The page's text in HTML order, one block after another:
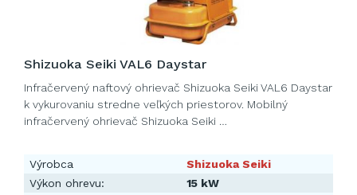
Shizuoka Seiki VAL6 Daystar
Infračervený naftový ohrievač Shizuoka Seiki VAL6 Daystar
k vykurovaniu stredne veľkých priestorov. Mobilný
infračervený ohrievač Shizuoka Seiki …
Výrobca
Shizuoka Seiki
Výkon ohrevu:
15 kW